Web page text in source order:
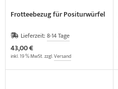
Frotteebezug für Positurwürfel
Lieferzeit: 8-14 Tage
43,00 €
inkl. 19 % MwSt. zzgl.Versand